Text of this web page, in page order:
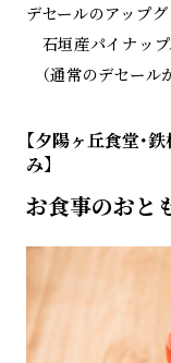
デセールのアップグ
石垣産パイナッ
（通常のデセール
【夕陽ヶ丘食堂・
み】
お食事のおと